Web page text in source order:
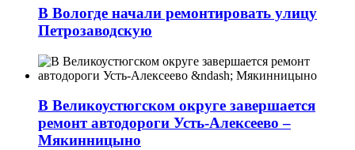
В Вологде начали ремонтировать улицу
Петрозаводскую
В Великоустюгском округе завершается
ремонт автодороги Усть-Алексеево –
Мякинницыно